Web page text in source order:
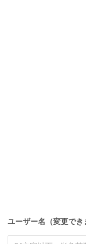
ユーザー名（変更でき